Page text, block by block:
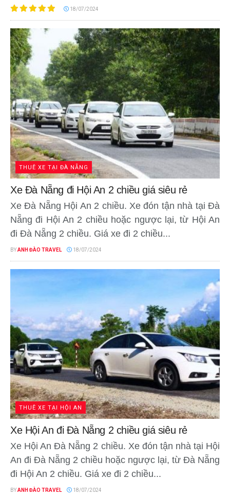
18/07/2024
THUÊ XE TẠI ĐÀ NẴNG
Xe Đà Nẵng đi Hội An 2 chiều giá siêu rẻ
Xe Đà Nẵng Hội An 2 chiều. Xe đón tận nhà tại Đà
Nẵng đi Hội An 2 chiều hoặc ngược lại, từ Hội An
đi Đà Nẵng 2 chiều. Giá xe đi 2 chiều...
BYANH ĐÀO TRAVEL 18/07/2024
THUÊ XE TẠI HỘI AN
Xe Hội An đi Đà Nẵng 2 chiều giá siêu rẻ
Xe Hội An Đà Nẵng 2 chiều. Xe đón tận nhà tại Hội
An đi Đà Nẵng 2 chiều hoặc ngược lại, từ Đà Nẵng
đi Hội An 2 chiều. Giá xe đi 2 chiều...
BYANH ĐÀO TRAVEL 18/07/2024